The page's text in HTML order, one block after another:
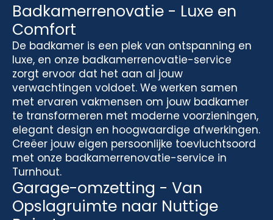
Badkamerrenovatie - Luxe en
Comfort
De badkamer is een plek van ontspanning en
luxe, en onze badkamerrenovatie-service
zorgt ervoor dat het aan al jouw
verwachtingen voldoet. We werken samen
met ervaren vakmensen om jouw badkamer
te transformeren met moderne voorzieningen,
elegant design en hoogwaardige afwerkingen.
Creëer jouw eigen persoonlijke toevluchtsoord
met onze badkamerrenovatie-service in
Turnhout.
Garage-omzetting - Van
Opslagruimte naar Nuttige